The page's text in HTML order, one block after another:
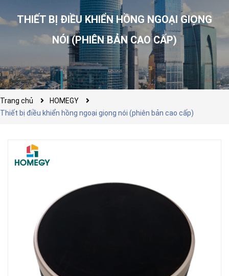
THIẾT BỊ ĐIỀU KHIỂN HỒNG NGOẠI GIỌNG
NÓI (PHIÊN BẢN CAO CẤP)
Trang chủ
HOMEGY
Thiết bị điều khiển hồng ngoại giọng nói (phiên bản cao cấp)